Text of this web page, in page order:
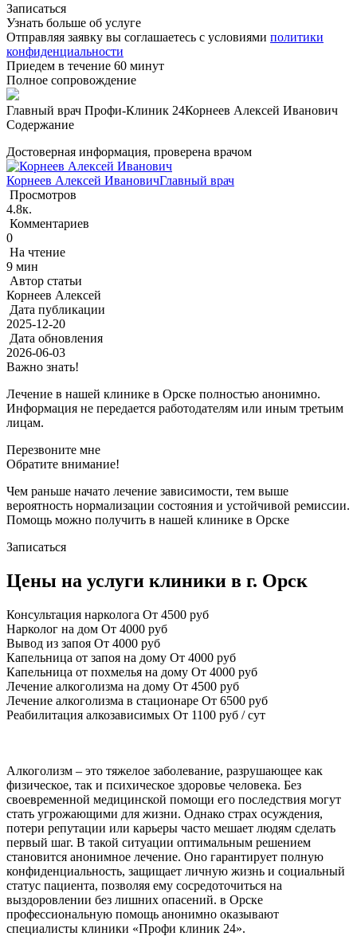
Записаться
Узнать больше об услуге
Отправляя заявку вы соглашаетесь с условиями политики
конфиденциальности
Приедем в течение 60 минут
Полное сопровождение
Главный врач Профи-Клиник 24Корнеев Алексей Иванович
Содержание
Достоверная информация, проверена врачом
Корнеев Алексей ИвановичГлавный врач
Просмотров
4.8к.
Комментариев
0
На чтение
9 мин
Автор статьи
Корнеев Алексей
Дата публикации
2025-12-20
Дата обновления
2026-06-03
Важно знать!
Лечение в нашей клинике в Орске полностью анонимно.
Информация не передается работодателям или иным третьим
лицам.
Перезвоните мне
Обратите внимание!
Чем раньше начато лечение зависимости, тем выше
вероятность нормализации состояния и устойчивой ремиссии.
Помощь можно получить в нашей клинике в Орске
Записаться
Цены на услуги клиники в г. Орск
Консультация нарколога От 4500 руб
Нарколог на дом От 4000 руб
Вывод из запоя От 4000 руб
Капельница от запоя на дому От 4000 руб
Капельница от похмелья на дому От 4000 руб
Лечение алкоголизма на дому От 4500 руб
Лечение алкоголизма в стационаре От 6500 руб
Реабилитация алкозависимых От 1100 руб / сут
Алкоголизм – это тяжелое заболевание, разрушающее как
физическое, так и психическое здоровье человека. Без
своевременной медицинской помощи его последствия могут
стать угрожающими для жизни. Однако страх осуждения,
потери репутации или карьеры часто мешает людям сделать
первый шаг. В такой ситуации оптимальным решением
становится анонимное лечение. Оно гарантирует полную
конфиденциальность, защищает личную жизнь и социальный
статус пациента, позволяя ему сосредоточиться на
выздоровлении без лишних опасений. в Орске
профессиональную помощь анонимно оказывают
специалисты клиники «Профи клиник 24».